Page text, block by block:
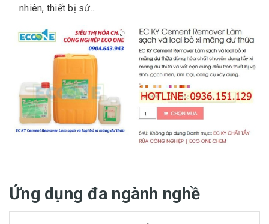
nhiên, thiết bị sứ...
Ứng dụng đa ngành nghề